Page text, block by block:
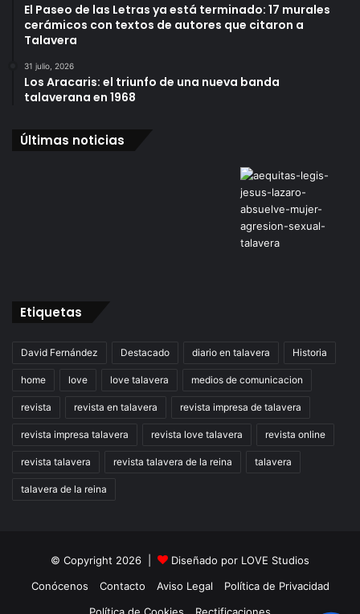
El Paseo de las Letras ya está terminado: 17 murales
cerámicos con textos de autores que citaron a
Talavera
31 julio, 2026
Los Aracaris: el triunfo de una nueva banda
talaverana en 1968
Últimas noticias
Etiquetas
David Fernández Destacado diario en talavera Historia
home love love talavera medios de comunicacion
revista revista en talavera revista impresa de talavera
revista impresa talavera revista love talavera revista online
revista talavera revista talavera de la reina talavera
talavera de la reina
© Copyright 2026 | Diseñado por LOVE Studios
Conócenos
Contacto Aviso Legal
Política de Privacidad